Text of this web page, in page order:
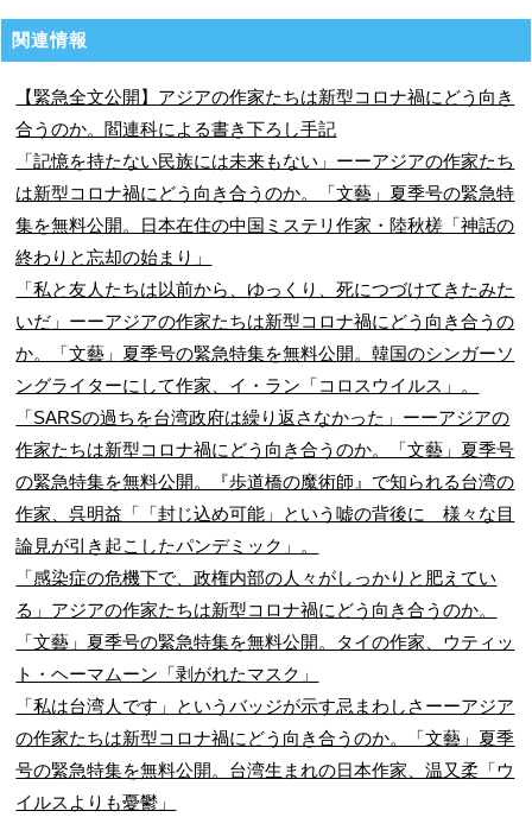
関連情報
【緊急全文公開】アジアの作家たちは新型コロナ禍にどう向き
合うのか。閻連科による書き下ろし手記
「記憶を持たない民族には未来もない」ーーアジアの作家たち
は新型コロナ禍にどう向き合うのか。「文藝」夏季号の緊急特
集を無料公開。日本在住の中国ミステリ作家・陸秋槎「神話の
終わりと忘却の始まり」
「私と友人たちは以前から、ゆっくり、死につづけてきたみた
いだ」ーーアジアの作家たちは新型コロナ禍にどう向き合うの
か。「文藝」夏季号の緊急特集を無料公開。韓国のシンガーソ
ングライターにして作家、イ・ラン「コロスウイルス」。
「SARSの過ちを台湾政府は繰り返さなかった」ーーアジアの
作家たちは新型コロナ禍にどう向き合うのか。「文藝」夏季号
の緊急特集を無料公開。『歩道橋の魔術師』で知られる台湾の
作家、呉明益「「封じ込め可能」という嘘の背後に 様々な目
論見が引き起こしたパンデミック」。
「感染症の危機下で、政権内部の人々がしっかりと肥えてい
る」アジアの作家たちは新型コロナ禍にどう向き合うのか。
「文藝」夏季号の緊急特集を無料公開。タイの作家、ウティッ
ト・ヘーマムーン「剥がれたマスク」
「私は台湾人です」というバッジが示す忌まわしさーーアジア
の作家たちは新型コロナ禍にどう向き合うのか。「文藝」夏季
号の緊急特集を無料公開。台湾生まれの日本作家、温又柔「ウ
イルスよりも憂鬱」